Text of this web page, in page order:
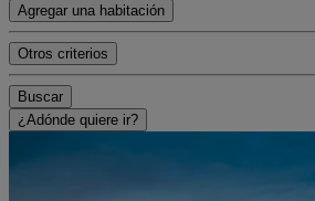
Agregar una habitación
Otros criterios
Buscar
¿Adónde quiere ir?